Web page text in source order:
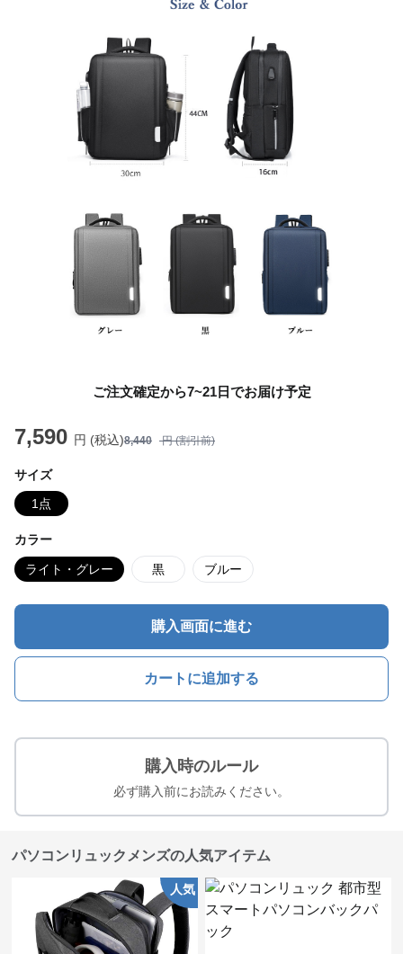
ご注文確定から7~21日でお届け予定
7,590 円 (税込)8,440 円 (割引前)
サイズ
1点
カラー
ライト・グレー 黒 ブルー
購入画面に進む
カートに追加する
購入時のルール
必ず購入前にお読みください。
パソコンリュックメンズの人気アイテム
人気